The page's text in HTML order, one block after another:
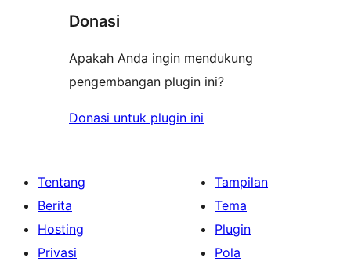
Donasi
Apakah Anda ingin mendukung
pengembangan plugin ini?
Donasi untuk plugin ini
Tentang
Berita
Hosting
Privasi
Tampilan
Tema
Plugin
Pola